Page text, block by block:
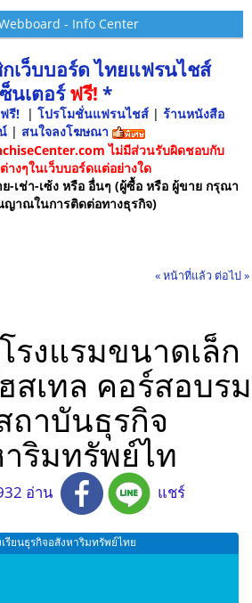
- Info Center
เว็บบอร์ด ไทยแฟรนไชส์
นเตอร์ฟรี! *
รี! | โปรโมชั่นแฟรนไชส์ | ร้านหนังสือ
| สนใจลงโฆษณา
ไม่มีส่วนรับผิดชอบกับ
างๆในเว็บบอร์ดแต่อย่างใด
-เช่า-เซ้ง หรือ อื่นๆ (ผู้ซื้อ หรือ ผู้ขาย กรุณา
าณในการติดต่อทางธุรกิจ)
« หน้าที่แล้ว ต่อไป »
รงแรมขนาดเล็ก
สเทล คอร์สอบรม
ถาบันธุรกิจ
ริมทรัพย์ไท
อ่าน แชร์
เรียนธุรกิจอสังหาริมทรัพย์ไทย